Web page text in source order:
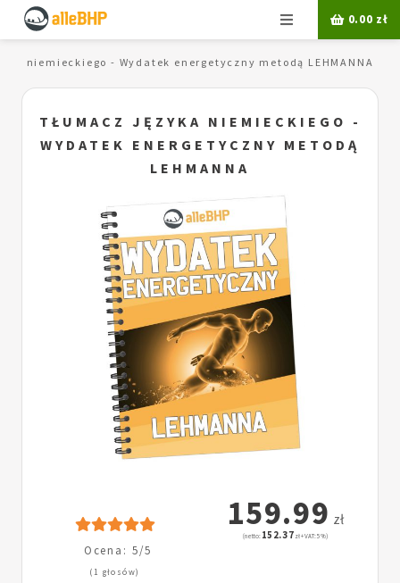
Menu 0.00 zł
niemieckiego - Wydatek energetyczny metodą LEHMANNA
TŁUMACZ JĘZYKA NIEMIECKIEGO -
WYDATEK ENERGETYCZNY METODĄ
LEHMANNA
Ocena: 5/5
(1 głosów)
159.99 zł
(netto: 152.37 zł + VAT: 5%)